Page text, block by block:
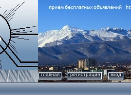
главная регистрация вход